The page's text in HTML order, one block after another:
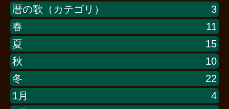
暦の歌（カテゴリ）
3
春
11
夏
15
秋
10
冬
22
1月
4